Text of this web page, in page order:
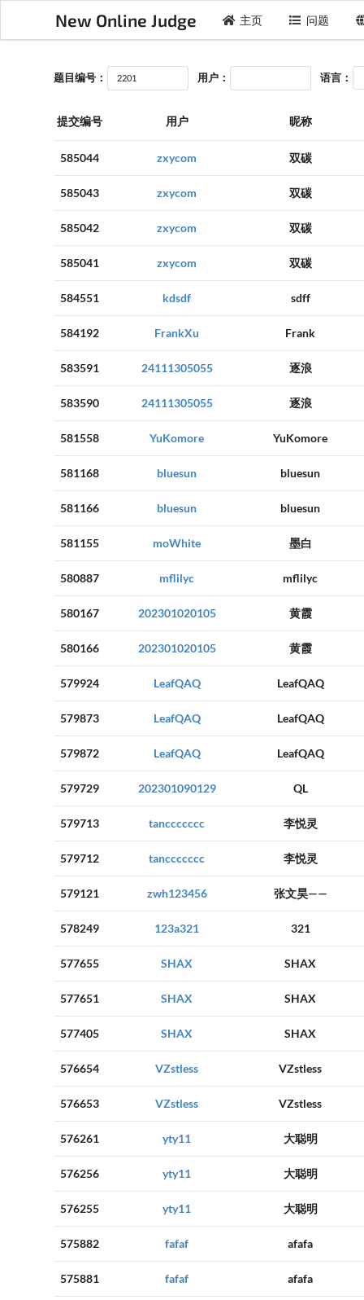
New Online Judge 主页 问题
题目编号： 用户： 语言：
提交编号 用户 昵称
585044 zxycom 双碳
585043 zxycom 双碳
585042 zxycom 双碳
585041 zxycom 双碳
584551 kdsdf sdff
584192 FrankXu Frank
583591 24111305055 逐浪
583590 24111305055 逐浪
581558 YuKomore YuKomore
581168 bluesun bluesun
581166 bluesun bluesun
581155 moWhite 墨白
580887 mflilyc mflilyc
580167 202301020105 黄霞
580166 202301020105 黄霞
579924 LeafQAQ LeafQAQ
579873 LeafQAQ LeafQAQ
579872 LeafQAQ LeafQAQ
579729 202301090129 QL
579713 tanccccccc 李悦灵
579712 tanccccccc 李悦灵
579121 zwh123456 张文昊——
578249 123a321 321
577655 SHAX SHAX
577651 SHAX SHAX
577405 SHAX SHAX
576654 VZstless VZstless
576653 VZstless VZstless
576261 yty11 大聪明
576256 yty11 大聪明
576255 yty11 大聪明
575882 fafaf afafa
575881 fafaf afafa